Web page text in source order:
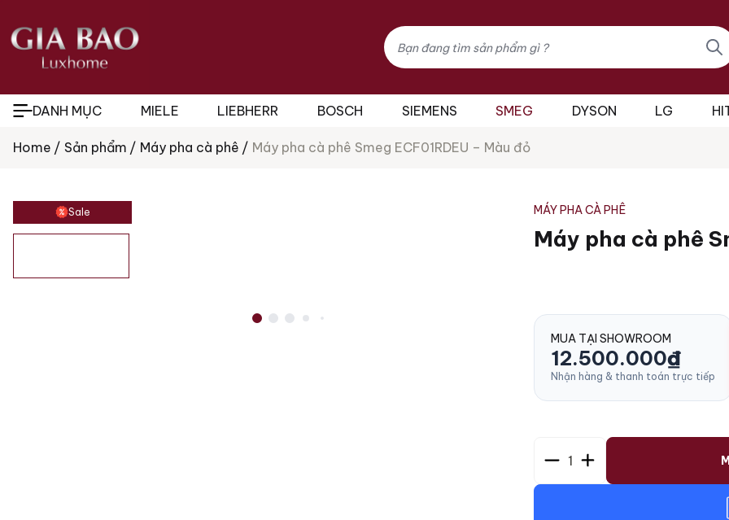
Tìm
kiếm
sản
phẩm
DANH MỤC MIELE LIEBHERR BOSCH SIEMENS SMEG DYSON LG
Home Sản phẩm Máy pha cà phê Máy pha cà phê Smeg ECF01RDEU – Màu đỏ
Sale MÁY PHA CÀ PHÊ
Máy pha cà phê
MUA TẠI SHOWROOM
12.500.000₫
Nhận hàng & thanh toán trực tiếp
1